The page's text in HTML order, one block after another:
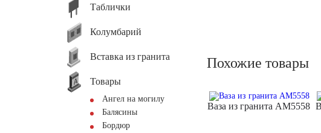
Таблички
Колумбарий
Вставка из гранита
Товары
Ангел на могилу
Балясины
Бордюр
Похожие товары
Ваза из гранита AM5558